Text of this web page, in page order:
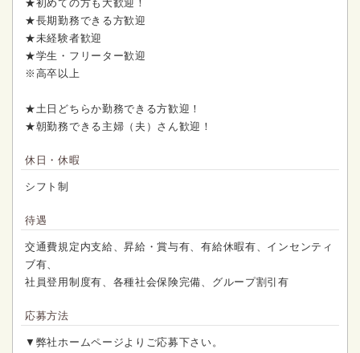
★初めての方も大歓迎！
★長期勤務できる方歓迎
★未経験者歓迎
★学生・フリーター歓迎
※高卒以上
★土日どちらか勤務できる方歓迎！
★朝勤務できる主婦（夫）さん歓迎！
休日・休暇
シフト制
待遇
交通費規定内支給、昇給・賞与有、有給休暇有、インセンティ
ブ有、
社員登用制度有、各種社会保険完備、グループ割引有
応募方法
▼弊社ホームページよりご応募下さい。